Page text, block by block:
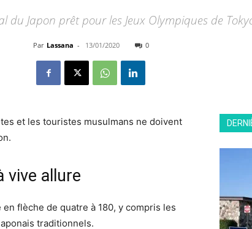
du Japon prêt pour les Jeux Olympiques de
Par Lassana - 13/01/2020 0
et les touristes musulmans ne doivent
vive allure
flèche de quatre à 180, y compris les
traditionnels.